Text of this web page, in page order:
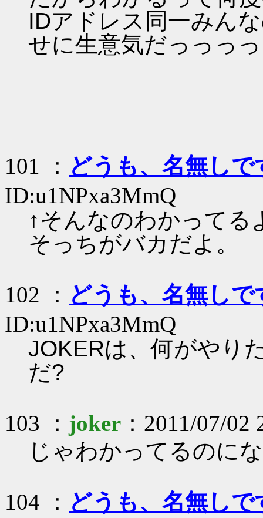
IDアドレス同一みん
せに生意気だっっっ
101 ： どうも、名無しで
ID:u1NPxa3MmQ
↑そんなのわかって
そっちがバカだよ。
102 ： どうも、名無しで
ID:u1NPxa3MmQ
JOKERは、何がやり
だ?
103 ： joker ：2011/07/
じゃわかってるのに
104 ： どうも、名無しで